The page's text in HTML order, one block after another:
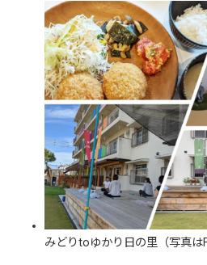
みどりtoゆかり日の里（写真は